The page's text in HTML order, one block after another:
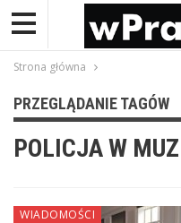
Strona główna
PRZEGLĄDANIE TAGÓW
POLICJA W
WIADOMOŚCI